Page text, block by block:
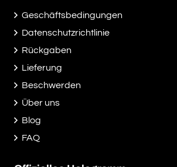
Geschäftsbedingungen
Datenschutzrichtlinie
Rückgaben
Lieferung
Beschwerden
Über uns
Blog
FAQ